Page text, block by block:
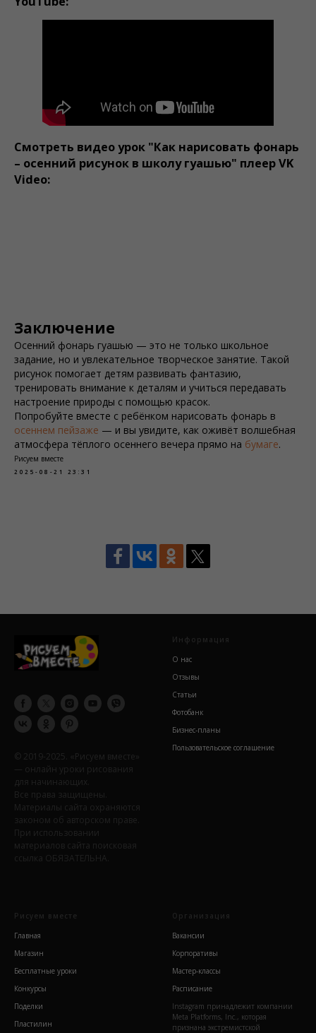
Смотреть видео урок "Как нарисовать фонарь
– осенний рисунок в школу гуашью" плеер VK
Video:
Заключение
Осенний фонарь гуашью — это не только школьное
задание, но и увлекательное творческое занятие. Такой
рисунок помогает детям развивать фантазию,
тренировать внимание к деталям и учиться передавать
настроение природы с помощью красок.
Попробуйте вместе с ребёнком нарисовать фонарь в
осеннем пейзаже — и вы увидите, как оживёт волшебная
атмосфера тёплого осеннего вечера прямо на бумаге.
Рисуем вместе
2025-08-21 23:31
© 2019-2025. «Рисуем вместе»
— онлайн уроки рисования
для начинающих.
Все права защищены.
Материалы сайта охраняются
законом об авторском праве.
При использовании
материалов сайта поисковая
ссылка ОБЯЗАТЕЛЬНА.
Информация
О нас
Отзывы
Статьи
Фотобанк
Бизнес-планы
Пользовательское соглашение
Рисуем вместе
Главная
Магазин
Бесплатные уроки
Конкурсы
Поделки
Пластилин
Организация
Вакансии
Корпоративы
Мастер-классы
Расписание
Instagram принадлежит компании
Meta Platforms, Inc., которая
признана экстремистской